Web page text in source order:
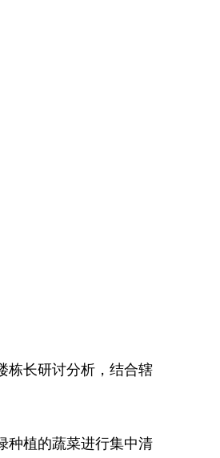
栋长研讨分析，结合辖
种植的蔬菜进行集中清